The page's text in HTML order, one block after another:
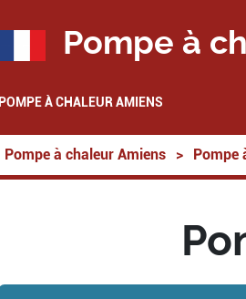
Pompe à
POMPE À CHALEUR AMIENS
Pompe à chaleur Amiens > Pompe